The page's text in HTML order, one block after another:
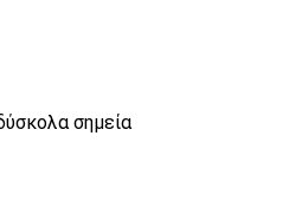
σημεία